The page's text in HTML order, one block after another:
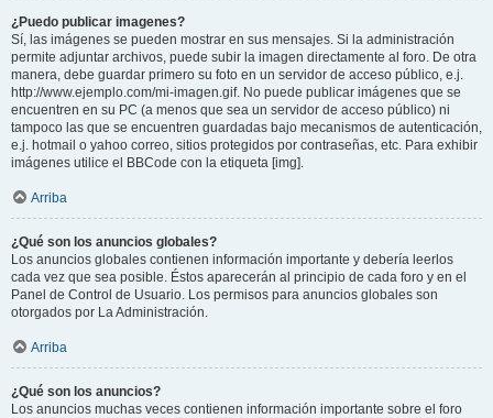
¿Puedo publicar imagenes?
Sí, las imágenes se pueden mostrar en sus mensajes. Si la administración
permite adjuntar archivos, puede subir la imagen directamente al foro. De otra
manera, debe guardar primero su foto en un servidor de acceso público, e.j.
http://www.ejemplo.com/mi-imagen.gif. No puede publicar imágenes que se
encuentren en su PC (a menos que sea un servidor de acceso público) ni
tampoco las que se encuentren guardadas bajo mecanismos de autenticación,
e.j. hotmail o yahoo correo, sitios protegidos por contraseñas, etc. Para exhibir
imágenes utilice el BBCode con la etiqueta [img].
Arriba
¿Qué son los anuncios globales?
Los anuncios globales contienen información importante y debería leerlos
cada vez que sea posible. Éstos aparecerán al principio de cada foro y en el
Panel de Control de Usuario. Los permisos para anuncios globales son
otorgados por La Administración.
Arriba
¿Qué son los anuncios?
Los anuncios muchas veces contienen información importante sobre el foro